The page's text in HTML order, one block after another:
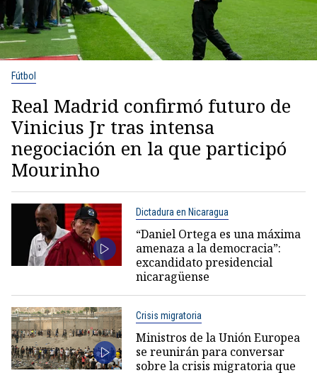
Fútbol
Real Madrid confirmó futuro de
Vinicius Jr tras intensa
negociación en la que participó
Mourinho
Dictadura en Nicaragua
“Daniel Ortega es una máxima
amenaza a la democracia”:
excandidato presidencial
nicaragüense
Crisis migratoria
Ministros de la Unión Europea
se reunirán para conversar
sobre la crisis migratoria que